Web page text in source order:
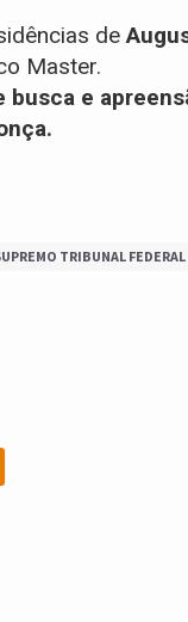
de
Master.
busca e
TRIBUNAL FEDERAL